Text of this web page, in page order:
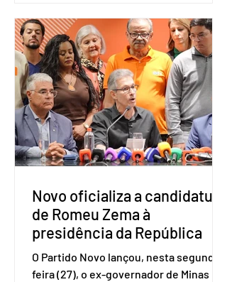
Amostra de Domicílio (PNAD Contínua),
do Serviço Brasileiro de Apoio às Micro
e Pequenas Empresas (Sebrae),
realizado a partir de dados do Instituto
Brasileiro de Geografia e Estatística
(IBGE). O estudo do Sebrae mostra que,
no quarto trimestre de 2025, os
empreendedores 60+ formalizados
atingiram o maior rendime
Novo oficializa a candidatura
de Romeu Zema à
presidência da República
O Partido Novo lançou, nesta segunda-
feira (27), o ex-governador de Minas